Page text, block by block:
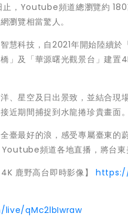
，Youtube頻道總瀏覽約 180
瀏覽相當驚人。
科技，自2021年開始陸續於
」及「華源曙光觀景台」建置
、星空及日出景致，並結合現
近期間捕捉到水龍捲珍貴畫面。
臺最好的浪，感受專屬臺東的
頻道各地直播，將台東
鹿野高台即時影像】
qMc2lbIwraw